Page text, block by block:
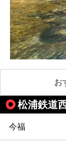
お
松浦鉄道
今福